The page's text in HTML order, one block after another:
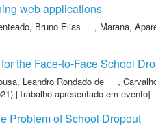
web applications
Bruno Elias , Marana,
the Face-to-Face School
Leandro Rondado de ,
[Trabalho apresentado em evento]
Problem of School Dropout